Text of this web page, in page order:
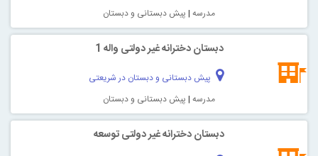
مدرسه | پیش دبستانی و دبستان
دبستان دخترانه غیر دولتی واله 1
پیش دبستانی و دبستان در شریعتی
مدرسه | پیش دبستانی و دبستان
دبستان دخترانه غیر دولتی توسعه